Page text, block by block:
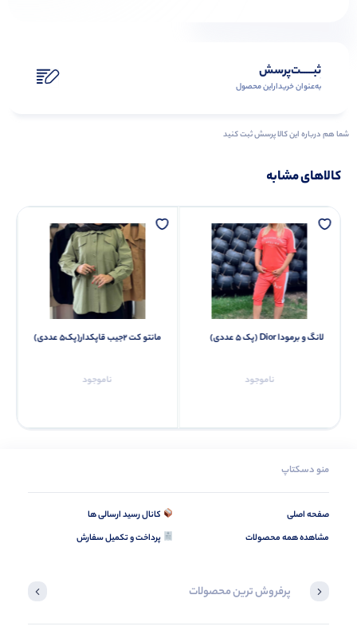
ثبـــــت‌پرسش
به‌عنوان ‌خریدار‌این‌ محصول
شما هم درباره این کالا پرسش ثبت کنید
کالاهای مشابه
لانگ و برمودا Dior (پک 5 عددی)
ناموجود
مانتو کت ۲جیب قاپکدار(پک5 عددی)
ناموجود
منو دسکتاپ
صفحه اصلی
مشاهده همه محصولات
کانال رسید ارسالی ها
پرداخت و تکمیل سفارش
پرفروش ترین محصولات